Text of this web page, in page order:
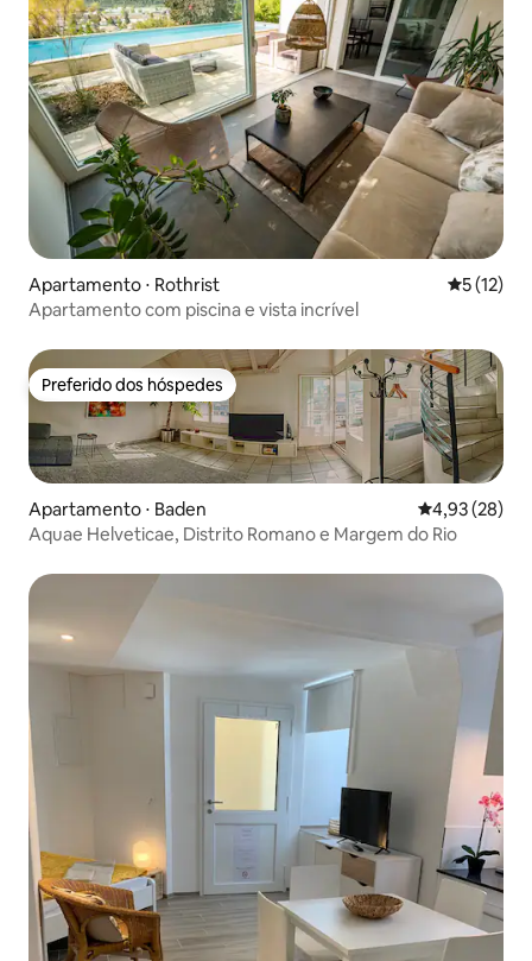
Apartamento ⋅ Rothrist 5 de uma
5 (12)
Apartamento com piscina e vista incrível
Preferido dos hóspedes
Preferido dos hóspedes
Apartamento ⋅ Baden 4,93 de uma
4,93 (28)
Aquae Helveticae, Distrito Romano e Margem do Rio